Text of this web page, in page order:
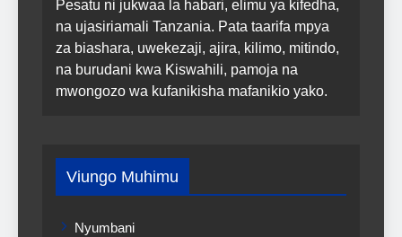
Pesatu ni jukwaa la habari, elimu ya kifedha,
na ujasiriamali Tanzania. Pata taarifa mpya
za biashara, uwekezaji, ajira, kilimo, mitindo,
na burudani kwa Kiswahili, pamoja na
mwongozo wa kufanikisha mafanikio yako.
Viungo Muhimu
Nyumbani